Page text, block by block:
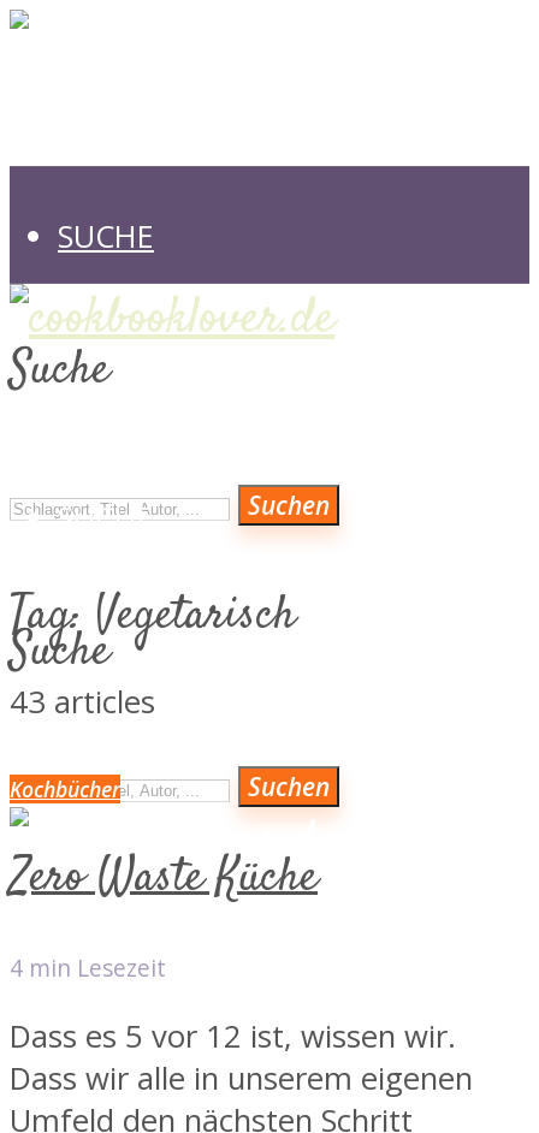
SUCHE
Suche
Suchen
KULINARISCH AUF REISEN
MAGAZIN & NEWS
ÜBER MICH
SUCHE
Suche
Suchen
Tag: Vegetarisch
43 articles
Kochbücher
Zero Waste Küche
4 min Lesezeit
Dass es 5 vor 12 ist, wissen wir.
Dass wir alle in unserem eigenen
Umfeld den nächsten Schritt